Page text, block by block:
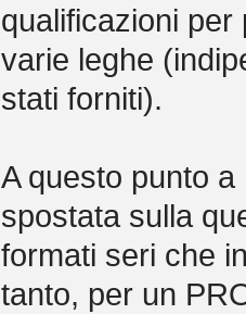
qualificazioni per
varie leghe
stati forniti).
A questo punto
spostata sulla
formati seri che
tanto, per un